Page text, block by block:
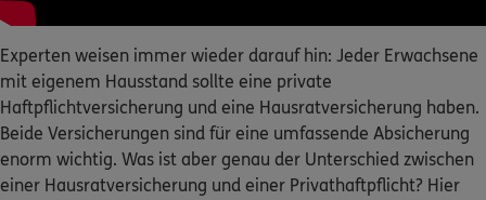
0800 / 3746 095
Mo–Sa 7–20 Uhr (gebührenfrei)
ERGO Berater finden
Kundenportal Log-in
Experten weisen immer wieder darauf hin: Jeder Erwachsene
mit eigenem Hausstand sollte eine private
Haftpflichtversicherung und eine Hausratversicherung haben.
Beide Versicherungen sind für eine umfassende Absicherung
enorm wichtig. Was ist aber genau der Unterschied zwischen
einer Hausratversicherung und einer Privathaftpflicht? Hier